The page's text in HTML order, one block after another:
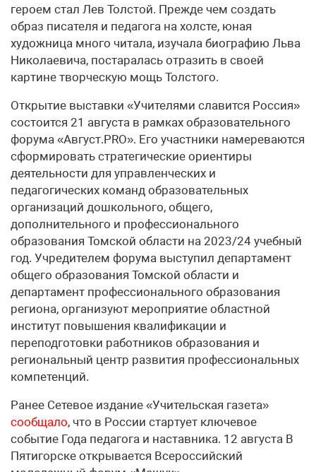
героем стал Лев Толстой. Прежде чем создать
образ писателя и педагога на холсте, юная
художница много читала, изучала биографию Льва
Николаевича, постаралась отразить в своей
картине творческую мощь Толстого.
Открытие выставки «Учителями славится Россия»
состоится 21 августа в рамках образовательного
форума «Август.PRO». Его участники намереваются
сформировать стратегические ориентиры
деятельности для управленческих и
педагогических команд образовательных
организаций дошкольного, общего,
дополнительного и профессионального
образования Томской области на 2023/24 учебный
год. Учредителем форума выступил департамент
общего образования Томской области и
департамент профессионального образования
региона, организуют мероприятие областной
институт повышения квалификации и
переподготовки работников образования и
региональный центр развития профессиональных
компетенций.
Ранее Сетевое издание «Учительская газета»
сообщало, что в России стартует ключевое
событие Года педагога и наставника. 12 августа В
Пятигорске открывается Всероссийский